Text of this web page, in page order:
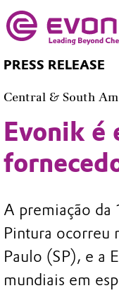
PRESS RELEASE
Central & South
Evonik é
A premiação da
Pintura ocorreu
Paulo (SP), e a
mundiais em